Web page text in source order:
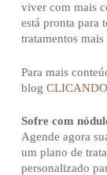
viver com mais
está pronta para
tratamentos
Para mais
blog
Sofre com
Agende agora
um plano de
personalizado